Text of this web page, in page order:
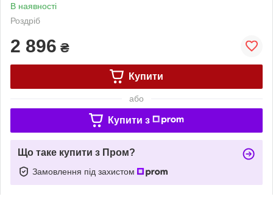
В наявності
Роздріб
2 896 ₴
Купити
або
Купити з
Що таке купити з Пром?
Замовлення під захистом